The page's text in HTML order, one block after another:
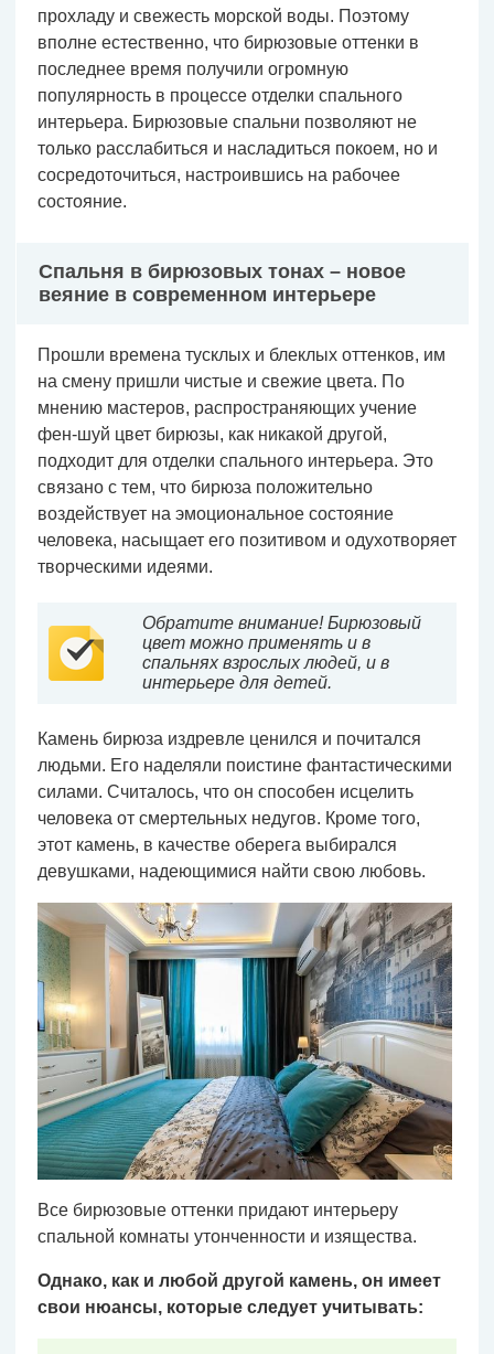
прохладу и свежесть морской воды. Поэтому
вполне естественно, что бирюзовые оттенки в
последнее время получили огромную
популярность в процессе отделки спального
интерьера. Бирюзовые спальни позволяют не
только расслабиться и насладиться покоем, но и
сосредоточиться, настроившись на рабочее
состояние.
Спальня в бирюзовых тонах – новое
веяние в современном интерьере
Прошли времена тусклых и блеклых оттенков, им
на смену пришли чистые и свежие цвета. По
мнению мастеров, распространяющих учение
фен-шуй цвет бирюзы, как никакой другой,
подходит для отделки спального интерьера. Это
связано с тем, что бирюза положительно
воздействует на эмоциональное состояние
человека, насыщает его позитивом и одухотворяет
творческими идеями.
Обратите внимание! Бирюзовый
цвет можно применять и в
спальнях взрослых людей, и в
интерьере для детей.
Камень бирюза издревле ценился и почитался
людьми. Его наделяли поистине фантастическими
силами. Считалось, что он способен исцелить
человека от смертельных недугов. Кроме того,
этот камень, в качестве оберега выбирался
девушками, надеющимися найти свою любовь.
Все бирюзовые оттенки придают интерьеру
спальной комнаты утонченности и изящества.
Однако, как и любой другой камень, он имеет
свои нюансы, которые следует учитывать: